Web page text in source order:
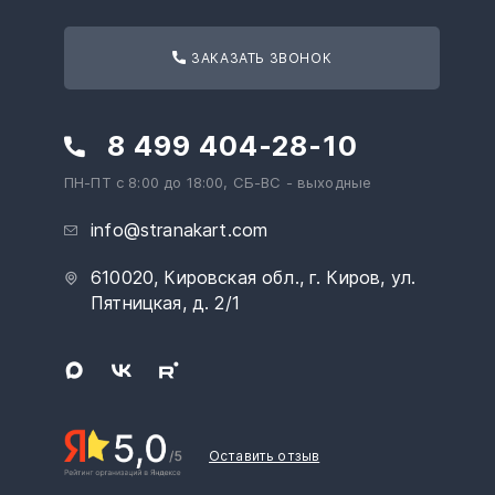
ЗАКАЗАТЬ ЗВОНОК
8 499 404-28-10
ПН-ПТ с 8:00 до 18:00, СБ-ВС - выходные
info@stranakart.com
610020, Кировская обл., г. Киров, ул.
Пятницкая, д. 2/1
Оставить отзыв